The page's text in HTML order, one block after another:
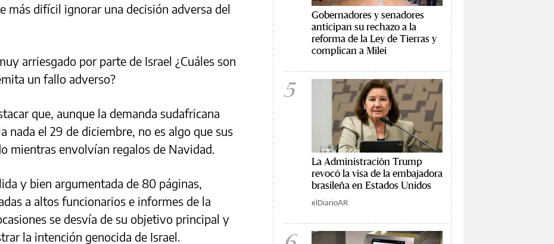
más difícil ignorar una decisión adversa del
arriesgado por parte de Israel ¿Cuáles son
un fallo adverso?
que, aunque la demanda sudafricana
nada el 29 de diciembre, no es algo que sus
mientras envolvían regalos de Navidad.
y bien argumentada de 80 páginas,
a altos funcionarios e informes de la
se desvía de su objetivo principal y
la intención genocida de Israel.
Gobernadores y senadores
anticipan su rechazo a la
reforma de la Ley de Tierras y
complican a Milei
5
La Administración Trump
revocó la visa de la embajadora
brasileña en Estados Unidos
elDiarioAR